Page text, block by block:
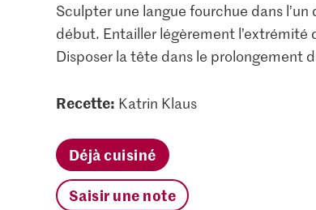
Sculpter une langue fourchue dans
début. Entailler légèrement l’extrémité
Disposer la tête dans le prolongement
Recette: Katrin Klaus
Déjà cuisiné
Saisir une note